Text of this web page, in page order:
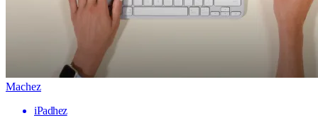
Machez
iPadhez